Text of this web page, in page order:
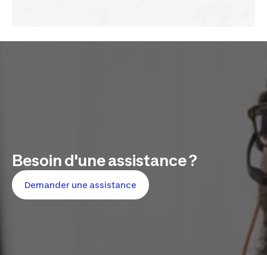
Besoin d'une assistance ?
Demander une assistance